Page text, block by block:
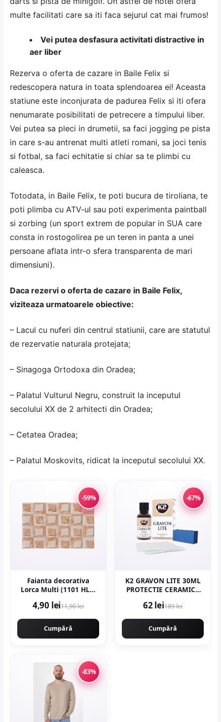
multe facilitati care sa iti faca sejurul cat mai frumos!
Vei putea desfasura activitati distractive in
aer liber
Rezerva o oferta de cazare in Baile Felix si
redescopera natura in toata splendoarea ei! Aceasta
statiune este inconjurata de padurea Felix si iti ofera
nenumarate posibilitati de petrecere a timpului liber.
Vei putea sa pleci in drumetii, sa faci jogging pe pista
in care s-au antrenat multi atleti romani, sa joci tenis
si fotbal, sa faci echitatie si chiar sa te plimbi cu
caleasca.
Totodata, in Baile Felix, te poti bucura de tiroliana, te
poti plimba cu ATV-ul sau poti experimenta paintball
si zorbing (un sport extrem de popular in SUA care
consta in rostogolirea pe un teren in panta a unei
persoane aflata intr-o sfera transparenta de mari
dimensiuni).
Daca rezervi o oferta de cazare in Baile Felix,
viziteaza urmatoarele obiective:
– Lacul cu nuferi din centrul statiunii, care are statutul
de rezervatie naturala protejata;
– Sinagoga Ortodoxa din Oradea;
– Palatul Vulturul Negru, construit la inceputul
secolului XX de 2 arhitecti din Oradea;
– Cetatea Oradea;
– Palatul Moskovits, ridicat la inceputul secolului XX.
-59%
Faianta decorativa
Lorca Multi (1101 HL1)
4,90 lei11,90 lei
Cumpără
-67%
K2 GRAVON LITE 30ML
PROTECTIE CERAMICA
62 lei189 lei
Cumpără
-83%